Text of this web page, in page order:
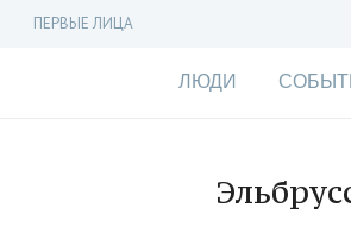
ПЕРВЫЕ ЛИЦА
ЛЮДИ